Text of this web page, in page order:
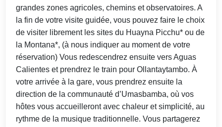
grandes zones agricoles, chemins et observatoires. A
la fin de votre visite guidée, vous pouvez faire le choix
de visiter librement les sites du Huayna Picchu* ou de
la Montana*, (à nous indiquer au moment de votre
réservation) Vous redescendrez ensuite vers Aguas
Calientes et prendrez le train pour Ollantaytambo. À
votre arrivée à la gare, vous prendrez ensuite la
direction de la communauté d’Umasbamba, où vos
hôtes vous accueilleront avec chaleur et simplicité, au
rythme de la musique traditionnelle. Vous partagerez